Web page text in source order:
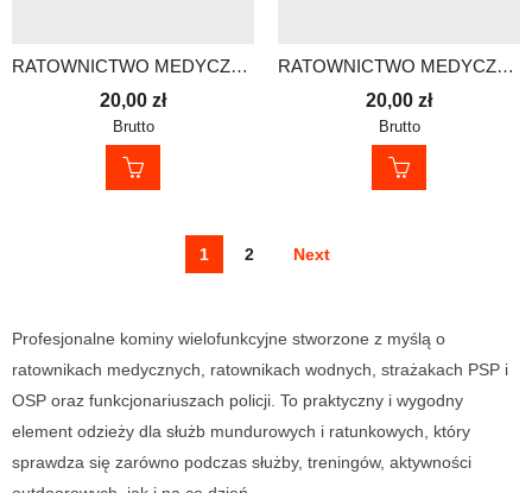
RATOWNICTWO MEDYCZNE – KOMIN
20,00 zł
Brutto
RATOWNICTWO MEDYCZNE – KOMIN
20,00 zł
Brutto
1 2 Next
Profesjonalne kominy wielofunkcyjne stworzone z myślą o
ratownikach medycznych, ratownikach wodnych, strażakach PSP i
OSP oraz funkcjonariuszach policji. To praktyczny i wygodny
element odzieży dla służb mundurowych i ratunkowych, który
sprawdza się zarówno podczas służby, treningów, aktywności